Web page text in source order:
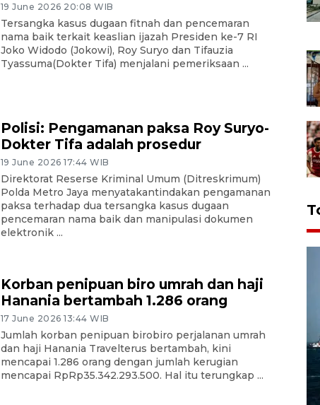
19 June 2026 20:08 WIB
Tersangka kasus dugaan fitnah dan pencemaran
nama baik terkait keaslian ijazah Presiden ke-7 RI
Joko Widodo (Jokowi), Roy Suryo dan Tifauzia
Tyassuma(Dokter Tifa) menjalani pemeriksaan ...
Polisi: Pengamanan paksa Roy Suryo-
Dokter Tifa adalah prosedur
19 June 2026 17:44 WIB
Direktorat Reserse Kriminal Umum (Ditreskrimum)
Polda Metro Jaya menyatakantindakan pengamanan
paksa terhadap dua tersangka kasus dugaan
pencemaran nama baik dan manipulasi dokumen
elektronik ...
Korban penipuan biro umrah dan haji
Hanania bertambah 1.286 orang
17 June 2026 13:44 WIB
Jumlah korban penipuan birobiro perjalanan umrah
dan haji Hanania Travelterus bertambah, kini
mencapai 1.286 orang dengan jumlah kerugian
mencapai RpRp35.342.293.500. Hal itu terungkap ...